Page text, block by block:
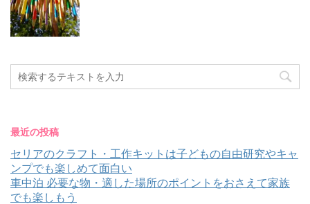
最近の投稿
セリアのクラフト・工作キットは子どもの自由研究やキャ
ンプでも楽しめて面白い
車中泊 必要な物・適した場所のポイントをおさえて家族
でも楽しもう